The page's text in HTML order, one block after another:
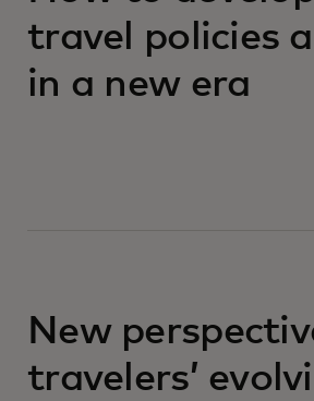
travel policies
in a new era
New
travelers’